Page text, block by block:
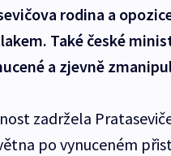
rodina a
Také české
a zjevně
zadržela
po vynuceném